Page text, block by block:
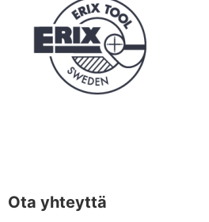
Ota yhteyttä